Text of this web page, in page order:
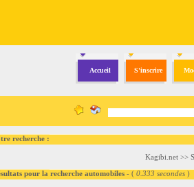
Accueil S'inscrire
:
Kagibi.net >>
la recherche automobiles - ( 0.333 secondes )